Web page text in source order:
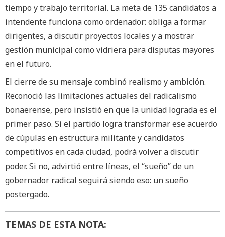
tiempo y trabajo territorial. La meta de 135 candidatos a
intendente funciona como ordenador: obliga a formar
dirigentes, a discutir proyectos locales y a mostrar
gestión municipal como vidriera para disputas mayores
en el futuro.
El cierre de su mensaje combinó realismo y ambición.
Reconoció las limitaciones actuales del radicalismo
bonaerense, pero insistió en que la unidad lograda es el
primer paso. Si el partido logra transformar ese acuerdo
de cúpulas en estructura militante y candidatos
competitivos en cada ciudad, podrá volver a discutir
poder. Si no, advirtió entre líneas, el “sueño” de un
gobernador radical seguirá siendo eso: un sueño
postergado.
TEMAS DE ESTA NOTA: